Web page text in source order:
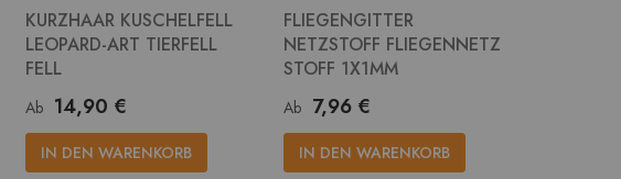
KURZHAAR KUSCHELFELL
LEOPARD-ART TIERFELL
FELL
Ab 14,90 €
IN DEN WARENKORB
FLIEGENGITTER
NETZSTOFF FLIEGENNETZ
STOFF 1X1MM
Ab 7,96 €
IN DEN WARENKORB